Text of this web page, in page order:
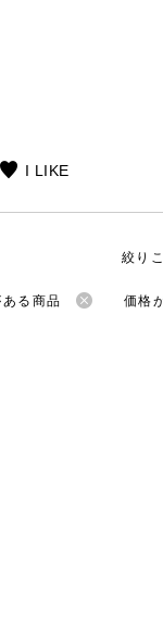
I LIKE
絞り
る商品 価格